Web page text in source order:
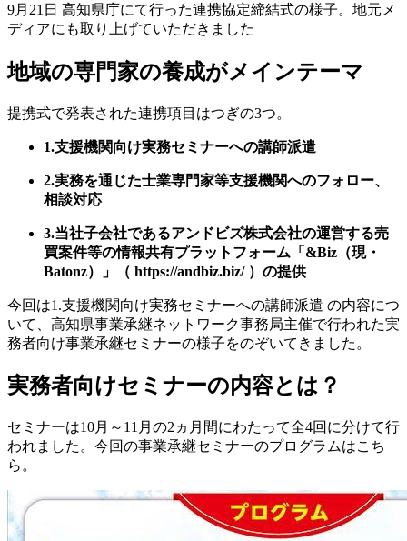
9月21日 高知県庁にて行った連携協定締結式の様子。地元メ
ディアにも取り上げていただきました
地域の専門家の養成がメインテーマ
提携式で発表された連携項目はつぎの3つ。
1.支援機関向け実務セミナーへの講師派遣
2.実務を通じた士業専門家等支援機関へのフォロー、
相談対応
3.当社子会社であるアンドビズ株式会社の運営する売
買案件等の情報共有プラットフォーム「&Biz（現・
Batonz）」（ https://andbiz.biz/ ）の提供
今回は1.支援機関向け実務セミナーへの講師派遣 の内容につ
いて、高知県事業承継ネットワーク事務局主催で行われた実
務者向け事業承継セミナーの様子をのぞいてきました。
実務者向けセミナーの内容とは？
セミナーは10月～11月の2ヵ月間にわたって全4回に分けて行
われました。今回の事業承継セミナーのプログラムはこち
ら。